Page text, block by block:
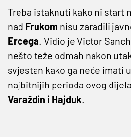
Treba istaknuti kako ni start
nad Frukom nisu zaradili
Ercega. Vidio je Victor
nešto teže odmah nakon
svjestan kako ga neće imati
najbitnijih perioda ovog
Varaždin i Hajduk.